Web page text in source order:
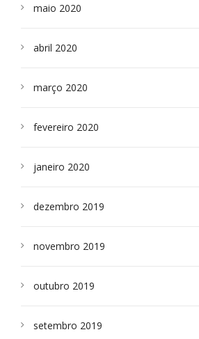
maio 2020
abril 2020
março 2020
fevereiro 2020
janeiro 2020
dezembro 2019
novembro 2019
outubro 2019
setembro 2019